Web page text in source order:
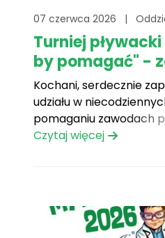
07 czerwca 2026 |
Turniej
by pomagać" -
Kochani, serdecznie
udziału w
pomaganiu zawodach
pływacki „Płyniemy, by
od 11. roku życia –
pływają bardzo dobrze,
Czytaj więcej